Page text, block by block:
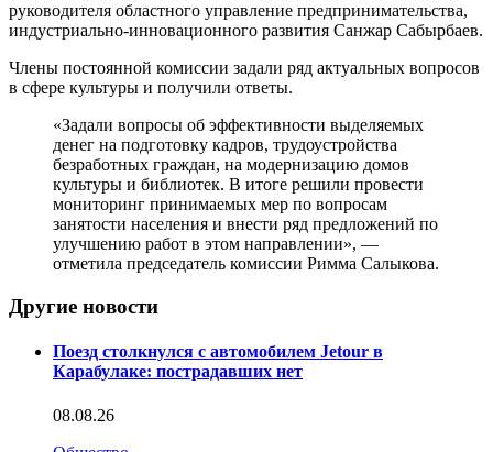
руководителя областного управление предпринимательства,
индустриально-инновационного развития Санжар Сабырбаев.
Члены постоянной комиссии задали ряд актуальных вопросов
в сфере культуры и получили ответы.
«Задали вопросы об эффективности выделяемых
денег на подготовку кадров, трудоустройства
безработных граждан, на модернизацию домов
культуры и библиотек. В итоге решили провести
мониторинг принимаемых мер по вопросам
занятости населения и внести ряд предложений по
улучшению работ в этом направлении», —
отметила председатель комиссии Римма Салыкова.
Другие новости
Поезд столкнулся с автомобилем Jetour в
Карабулаке: пострадавших нет
08.08.26